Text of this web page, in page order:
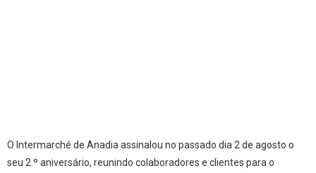
O Intermarché de Anadia assinalou no passado dia 2 de agosto o
seu 2.º aniversário, reunindo colaboradores e clientes para o